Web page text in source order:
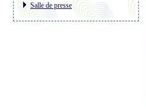
Salle de presse